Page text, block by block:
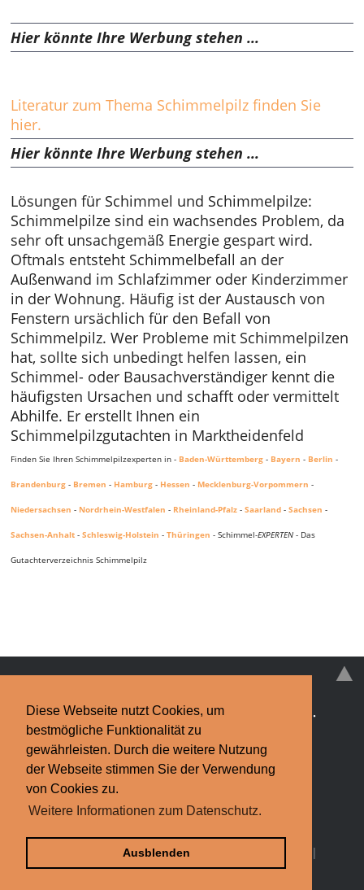
Diese Webseite nutzt Cookies, um
bestmögliche Funktionalität zu
gewährleisten. Durch die weitere Nutzung
der Webseite stimmen Sie der Verwendung
von Cookies zu.
Weitere Informationen zum Datenschutz.
Ausblenden
Hier könnte Ihre Werbung stehen ...
Literatur zum Thema Schimmelpilz finden Sie
hier.
Hier könnte Ihre Werbung stehen ...
Lösungen für Schimmel und Schimmelpilze:
Schimmelpilze sind ein wachsendes Problem, da
sehr oft unsachgemäß Energie gespart wird.
Oftmals entsteht Schimmelbefall an der
Außenwand im Schlafzimmer oder Kinderzimmer
in der Wohnung. Häufig ist der Austausch von
Fenstern ursächlich für den Befall von
Schimmelpilz. Wer Probleme mit Schimmelpilzen
hat, sollte sich unbedingt helfen lassen, ein
Schimmel- oder Bausachverständiger kennt die
häufigsten Ursachen und schafft oder vermittelt
Abhilfe. Er erstellt Ihnen ein
Schimmelpilzgutachten in Marktheidenfeld
Finden Sie Ihren Schimmelpilzexperten in - Baden-Württemberg - Bayern - Berlin -
Brandenburg - Bremen - Hamburg - Hessen - Mecklenburg-Vorpommern -
Niedersachsen - Nordrhein-Westfalen - Rheinland-Pfalz -Saarland -Sachsen -
Sachsen-Anhalt -Schleswig-Holstein -Thüringen - Schimmel-EXPERTEN - Das
Gutachterverzeichnis Schimmelpilz
Schimmelpilz· Schimmelpilz-EXPERTEN
·
Infos & Tipps·
Impressum· Datenschutzerklärung
Finden Sie bundesweit Hilfe bei
Schimmelpilz.
Schimmel-Experten.de © 2013-2026
Bildquelle: Torsten Rempt / pixelio.de |
|
Schimmel-EXPERTEN.de weiterempfehlen